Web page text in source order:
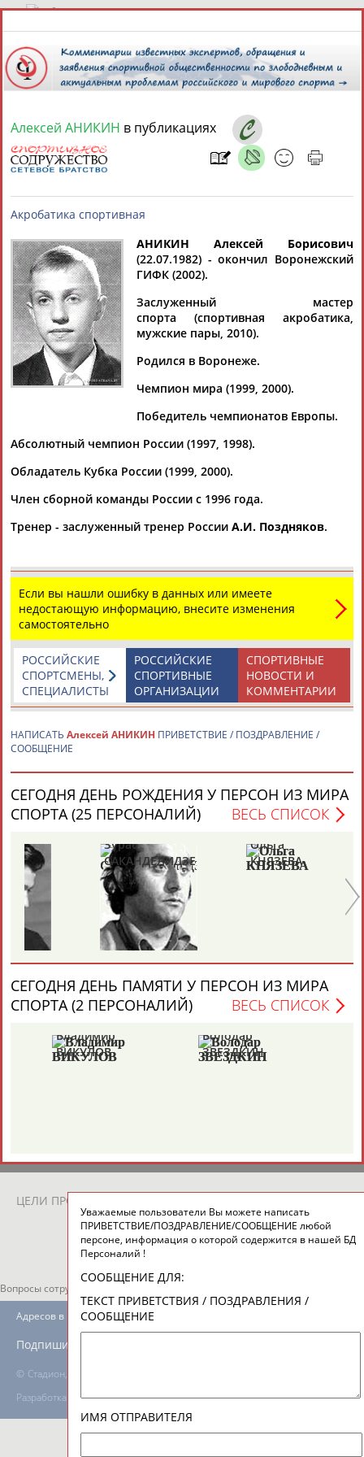
9 августа 2026 года,02:44
Найдено: 13181 Расширенный поиск
Аслаудин
АБАЕВ
Елена
АБАИМОВА
Мария
АБАКУМОВА
Юлия
Дмитрий
АБАРЕНОВ
Тамилла
АБАСОВА
Рамазан
АБАЧАРАЕВ
АБАШИДЗЕ
АББАТЕ-
БУЛАТОВА
АББЯСОВА
АБДИКАРИМОВА
Каримжан
АБДРАХМАНОВ
Аделя
АБДРАХМАНОВА
Андрей
АБДУВАЛИЕВ
Герман
АБДУЛАЕВ
Рамазан
АБДУЛАЕВ
Тагир
АБДУЛАЕВ
Камиль
АБДУЛАЗИЗОВ
Загалав
Камалудин
АБДУЛДАУДОВ
Абдула
АБДУЛЖАЛИЛОВ
Магомед
АБДУЛКАГИРОВ
Назир
АБДУЛЛАЕВ
ЕЩЁ ПЕРСОНЫ
ЦЕЛИ ПРОЕКТА
Вопросы сотрудничества и совместной деятельности
© Стадион, 1998-2026
Разработка и поддержка ООО НАИТ «Стадион»
Адресов в новостной рассылке: 996
Подпишись
Алексей АНИКИН в публикациях
Акробатика спортивная
АНИКИН Алексей Борисович
(22.07.1982) - окончил Воронежский
ГИФК (2002).
Заслуженный мастер
спорта (спортивная акробатика,
мужские пары, 2010).
Родился в Воронеже.
Чемпион мира (1999, 2000).
Победитель чемпионатов Европы.
Абсолютный чемпион России (1997, 1998).
Обладатель Кубка России (1999, 2000).
Член сборной команды России с 1996 года.
Тренер - заслуженный тренер России А.И. Поздняков.
Если вы нашли ошибку в данных или имеете
недостающую информацию, внесите изменения
самостоятельно
СПОРТИВНЫЕ
НОВОСТИ И
КОММЕНТАРИИ
РОССИЙСКИЕ
СПОРТИВНЫЕ
ОРГАНИЗАЦИИ
РОССИЙСКИЕ
СПОРТСМЕНЫ,
СПЕЦИАЛИСТЫ
НАПИСАТЬ Алексей АНИКИН ПРИВЕТСТВИЕ / ПОЗДРАВЛЕНИЕ /
СООБЩЕНИЕ
СЕГОДНЯ ДЕНЬ РОЖДЕНИЯ У ПЕРСОН ИЗ МИРА
СПОРТА (25 ПЕРСОНАЛИЙ)
ВЕСЬ СПИСОК
САКАНДЕЛИДЗЕ
КНЯЗЕВА
СЕГОДНЯ ДЕНЬ ПАМЯТИ У ПЕРСОН ИЗ МИРА
СПОРТА (2 ПЕРСОНАЛИЙ)
ВЕСЬ СПИСОК
Владимир
ВИКУЛОВ
Володар
ЗВЕЗДКИН
Уважаемые пользователи Вы можете написать
ПРИВЕТСТВИЕ/ПОЗДРАВЛЕНИЕ/СООБЩЕНИЕ любой
персоне, информация о которой содержится в нашей БД
Персоналий !
СООБЩЕНИЕ ДЛЯ:
ТЕКСТ ПРИВЕТСТВИЯ / ПОЗДРАВЛЕНИЯ /
СООБЩЕНИЕ
ИМЯ ОТПРАВИТЕЛЯ